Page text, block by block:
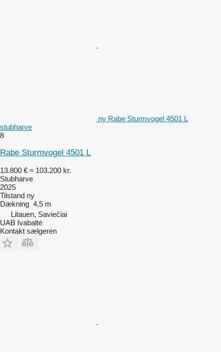
ny Rabe Sturmvogel 4501 L
stubharve
8
Rabe Sturmvogel 4501 L
13.800 € ≈ 103.200 kr.
Stubharve
2025
Tilstand ny
Dækning 4,5 m
Litauen, Saviečiai
UAB Ivabaltė
Kontakt sælgeren